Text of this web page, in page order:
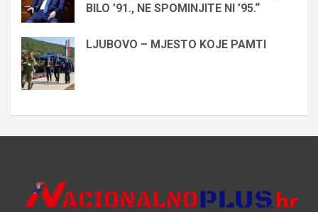
BILO ’91., NE SPOMINJITE NI ’95.“
LJUBOVO – MJESTO KOJE PAMTI